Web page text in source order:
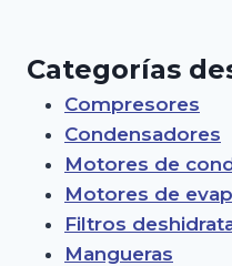
Categorías
Compresores
Condensadores
Motores de
Motores de
Filtros
Mangueras